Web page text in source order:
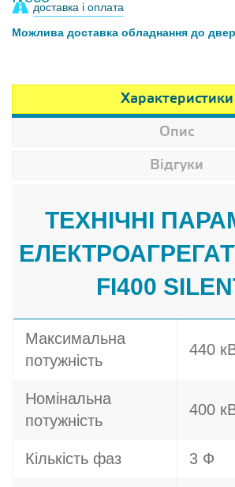
доставка і оплата
Можлива доставка обладнання до
Характеристики
Опис
Відгуки
ТЕХНІЧНІ
FI400
Максимальна
потужність
440
Номінальна
потужність
400
Кількість фаз 3 Ф